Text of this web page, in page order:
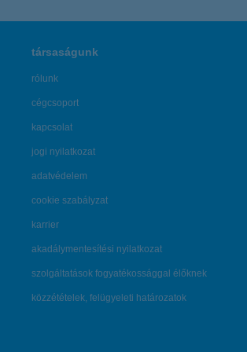
társaságunk
rólunk
cégcsoport
kapcsolat
jogi nyilatkozat
adatvédelem
cookie szabályzat
karrier
akadálymentesítési nyilatkozat
szolgáltatások fogyatékossággal élőknek
közzétételek, felügyeleti határozatok